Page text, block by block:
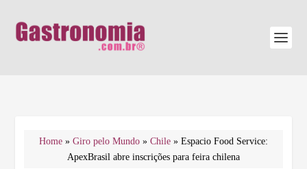
Home » Giro pelo Mundo » Chile » Espacio Food Service:
ApexBrasil abre inscrições para feira chilena